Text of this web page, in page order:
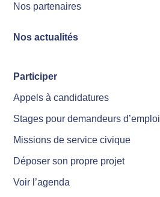
Nos partenaires
Nos actualités
Participer
Appels à candidatures
Stages pour demandeurs d’emploi
Missions de service civique
Déposer son propre projet
Voir l’agenda